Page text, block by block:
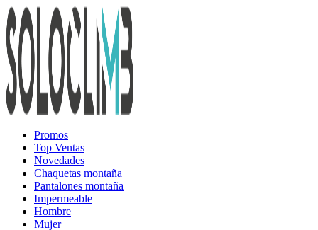
Promos
Top Ventas
Novedades
Chaquetas montaña
Pantalones montaña
Impermeable
Hombre
Mujer